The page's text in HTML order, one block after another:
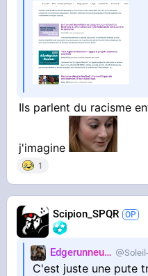
Ils parlent du racisme
j'imagine
1
Scipion_SPQR
Edgerunneuse
C'est juste une pute